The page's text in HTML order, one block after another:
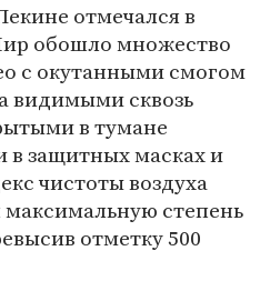
отмечался в
обошло множество
с окутанными смогом
видимыми сквозь
в тумане
защитных масках и
чистоты воздуха
максимальную степень
отметку 500